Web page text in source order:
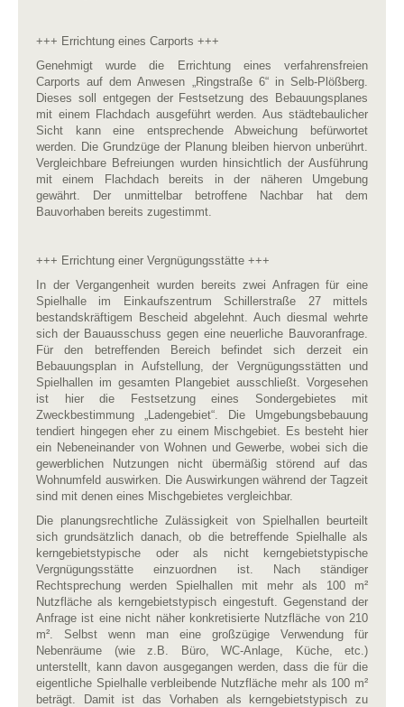
+++ Errichtung eines Carports +++
Genehmigt wurde die Errichtung eines verfahrensfreien
Carports auf dem Anwesen „Ringstraße 6“ in Selb-Plößberg.
Dieses soll entgegen der Festsetzung des Bebauungsplanes
mit einem Flachdach ausgeführt werden. Aus städtebaulicher
Sicht kann eine entsprechende Abweichung befürwortet
werden. Die Grundzüge der Planung bleiben hiervon unberührt.
Vergleichbare Befreiungen wurden hinsichtlich der Ausführung
mit einem Flachdach bereits in der näheren Umgebung
gewährt. Der unmittelbar betroffene Nachbar hat dem
Bauvorhaben bereits zugestimmt.
+++ Errichtung einer Vergnügungsstätte +++
In der Vergangenheit wurden bereits zwei Anfragen für eine
Spielhalle im Einkaufszentrum Schillerstraße 27 mittels
bestandskräftigem Bescheid abgelehnt. Auch diesmal wehrte
sich der Bauausschuss gegen eine neuerliche Bauvoranfrage.
Für den betreffenden Bereich befindet sich derzeit ein
Bebauungsplan in Aufstellung, der Vergnügungsstätten und
Spielhallen im gesamten Plangebiet ausschließt. Vorgesehen
ist hier die Festsetzung eines Sondergebietes mit
Zweckbestimmung „Ladengebiet“. Die Umgebungsbebauung
tendiert hingegen eher zu einem Mischgebiet. Es besteht hier
ein Nebeneinander von Wohnen und Gewerbe, wobei sich die
gewerblichen Nutzungen nicht übermäßig störend auf das
Wohnumfeld auswirken. Die Auswirkungen während der Tagzeit
sind mit denen eines Mischgebietes vergleichbar.
Die planungsrechtliche Zulässigkeit von Spielhallen beurteilt
sich grundsätzlich danach, ob die betreffende Spielhalle als
kerngebietstypische oder als nicht kerngebietstypische
Vergnügungsstätte einzuordnen ist. Nach ständiger
Rechtsprechung werden Spielhallen mit mehr als 100 m²
Nutzfläche als kerngebietstypisch eingestuft. Gegenstand der
Anfrage ist eine nicht näher konkretisierte Nutzfläche von 210
m². Selbst wenn man eine großzügige Verwendung für
Nebenräume (wie z.B. Büro, WC-Anlage, Küche, etc.)
unterstellt, kann davon ausgegangen werden, dass die für die
eigentliche Spielhalle verbleibende Nutzfläche mehr als 100 m²
beträgt. Damit ist das Vorhaben als kerngebietstypisch zu